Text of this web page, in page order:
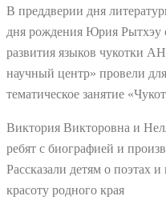
В преддверии дня
дня рождения Юрия Рытхэу
развития языков чукотки
научный центр» провели
тематическое занятие
Виктория Викторовна и
ребят с биографией и
Рассказали детям о поэтах
красоту родного края